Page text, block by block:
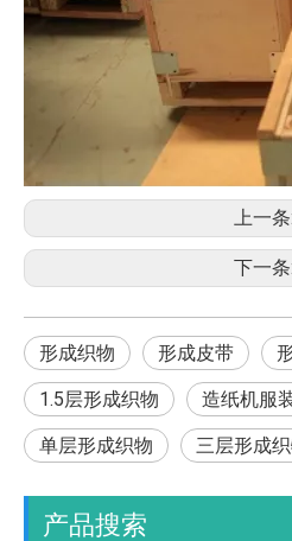
上一条:
下一条:
形成织物 形成皮带
1.5层形成织物 造纸机服
单层形成织物 三层形成
产品搜索